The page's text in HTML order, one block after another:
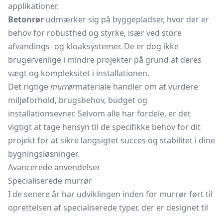
applikationer.
Betonrør udmærker sig på byggepladser, hvor der er
behov for robusthed og styrke, især ved store
afvandings- og kloaksystemer. De er dog ikke
brugervenlige i mindre projekter på grund af deres
vægt og kompleksitet i installationen.
Det rigtigemurrørmateriale handler om at vurdere
miljøforhold, brugsbehov, budget og
installationsevner. Selvom alle har fordele, er det
vigtigt at tage hensyn til de specifikke behov for dit
projekt for at sikre langsigtet succes og stabilitet i dine
bygningsløsninger.
Avancerede anvendelser
Specialiserede murrør
I de senere år har udviklingen inden for murrør ført til
oprettelsen af specialiserede typer, der er designet til